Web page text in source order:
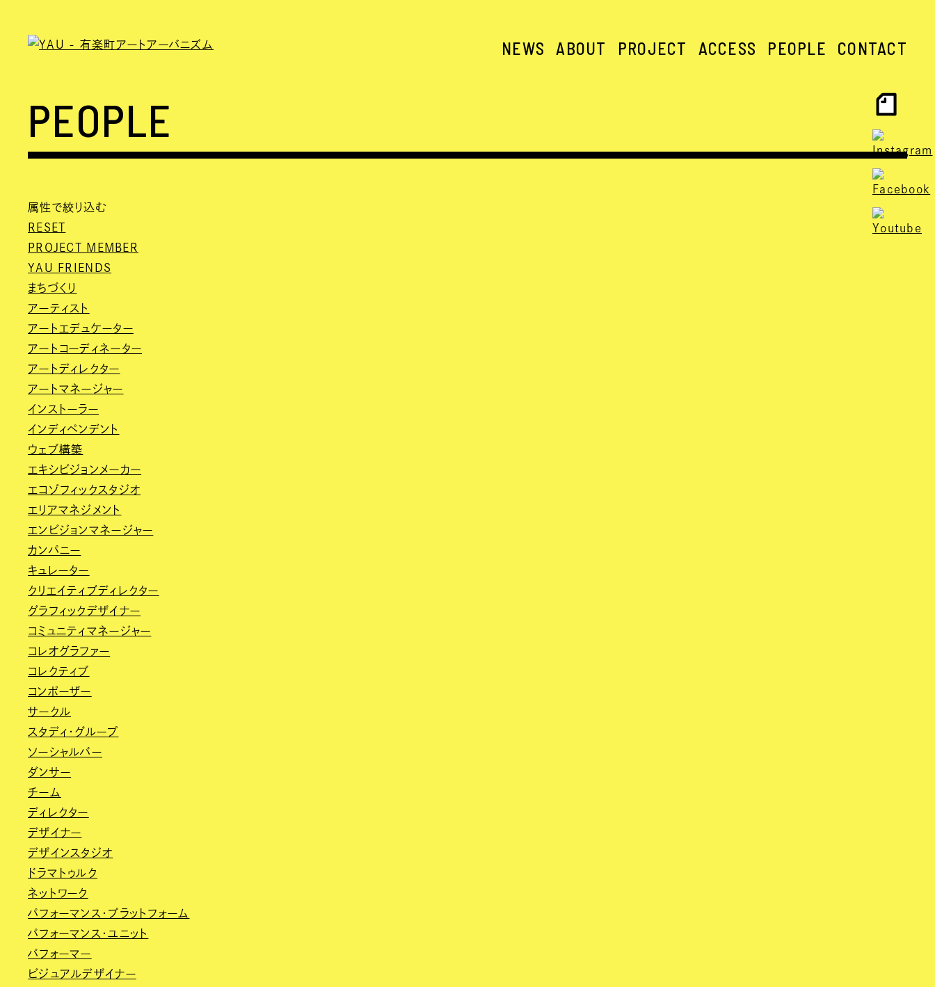
NEWS ABOUT PROJECT ACCESS PEOPLE CONTACT
PEOPLE
属性で絞り込む
RESET
PROJECT MEMBER
YAU FRIENDS
まちづくり
アーティスト
アートエデュケーター
アートコーディネーター
アートディレクター
アートマネージャー
インストーラー
インディペンデント
ウェブ構築
エキシビジョンメーカー
エコゾフィックスタジオ
エリアマネジメント
エンビジョンマネージャー
カンパニー
キュレーター
クリエイティブディレクター
グラフィックデザイナー
コミュニティマネージャー
コレオグラファー
コレクティブ
コンポーザー
サークル
スタディ・グループ
ソーシャルバー
ダンサー
チーム
ディレクター
デザイナー
デザインスタジオ
ドラマトゥルク
ネットワーク
パフォーマンス・プラットフォーム
パフォーマンス・ユニット
パフォーマー
ビジュアルデザイナー